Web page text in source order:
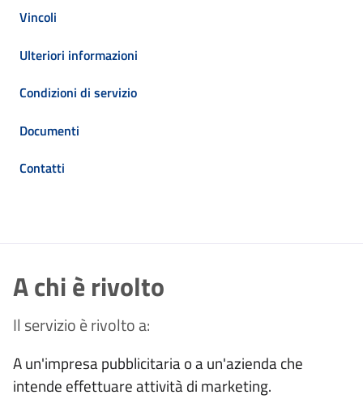
Vincoli
Ulteriori informazioni
Condizioni di servizio
Documenti
Contatti
A chi è rivolto
Il servizio è rivolto a:
A un'impresa pubblicitaria o a un'azienda che
intende effettuare attività di marketing.